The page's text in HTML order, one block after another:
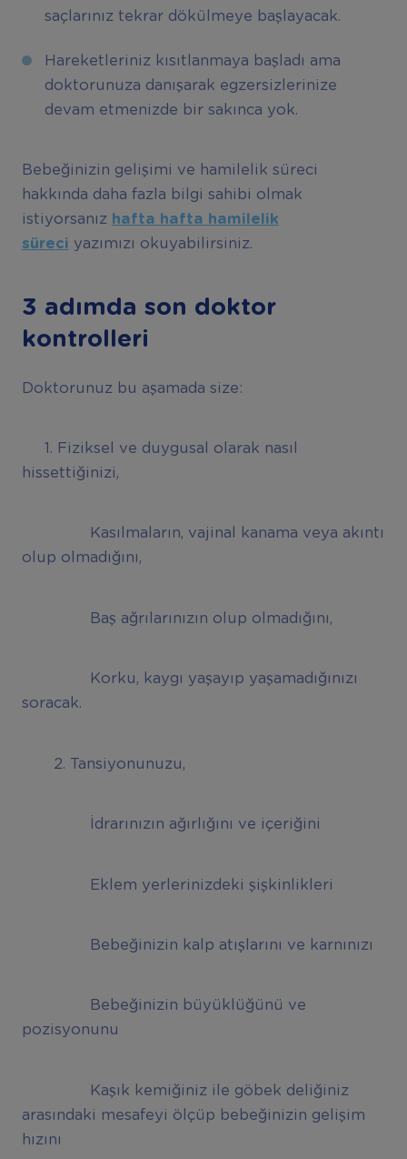
saçlarınız tekrar dökülmeye başlayacak.
Hareketleriniz kısıtlanmaya başladı ama
doktorunuza danışarak egzersizlerinize
devam etmenizde bir sakınca yok.
Bebeğinizin gelişimi ve hamilelik süreci
hakkında daha fazla bilgi sahibi olmak
istiyorsanız hafta hafta hamilelik
süreci yazımızı okuyabilirsiniz.
3 adımda son doktor
kontrolleri
Doktorunuz bu aşamada size:
1. Fiziksel ve duygusal olarak nasıl
hissettiğinizi,
Kasılmaların, vajinal kanama veya akıntı
olup olmadığını,
Baş ağrılarınızın olup olmadığını,
Korku, kaygı yaşayıp yaşamadığınızı
soracak.
2. Tansiyonunuzu,
İdrarınızın ağırlığını ve içeriğini
Eklem yerlerinizdeki şişkinlikleri
Bebeğinizin kalp atışlarını ve karnınızı
Bebeğinizin büyüklüğünü ve
pozisyonunu
Kaşık kemiğiniz ile göbek deliğiniz
arasındaki mesafeyi ölçüp bebeğinizin gelişim
hızını